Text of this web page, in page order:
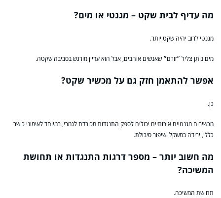
מה עדיף לבית שקט – מגנטי או מים?
מגנטי לרוב יהיה שקט יותר.
מים נותן צליל ״זורם״ שאנשים אוהבים, אבל הוא עדיין מורגש בסביבה שקטה.
אפשר להתאמן חזק גם על מכשיר שקט?
כן.
מכשירים מגנטיים איכותיים יכולים לספק התנגדות מכובדת לגמרי, במיוחד לאימוני כושר
כללי, ירידה במשקל ושיפור סיבולת.
מה חשוב יותר – מספר דרגות התנגדות או תחושת
המשיכה?
תחושת המשיכה.